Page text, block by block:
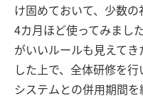
け固めておいて、少数
4カ月ほど使ってみまし
がいいルールも見えて
した上で、全体研修を
システムとの併用期間